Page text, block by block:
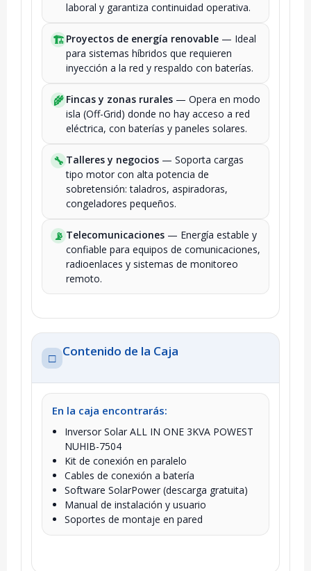
laboral y garantiza continuidad operativa.
🏗️ Proyectos de energía renovable — Ideal
para sistemas híbridos que requieren
inyección a la red y respaldo con baterías.
🌾 Fincas y zonas rurales — Opera en modo
isla (Off-Grid) donde no hay acceso a red
eléctrica, con baterías y paneles solares.
🔧 Talleres y negocios — Soporta cargas
tipo motor con alta potencia de
sobretensión: taladros, aspiradoras,
congeladores pequeños.
📡 Telecomunicaciones — Energía estable y
confiable para equipos de comunicaciones,
radioenlaces y sistemas de monitoreo
remoto.
□ Contenido de la Caja
En la caja encontrarás:
Inversor Solar ALL IN ONE 3KVA POWEST
NUHIB-7504
Kit de conexión en paralelo
Cables de conexión a batería
Software SolarPower (descarga gratuita)
Manual de instalación y usuario
Soportes de montaje en pared